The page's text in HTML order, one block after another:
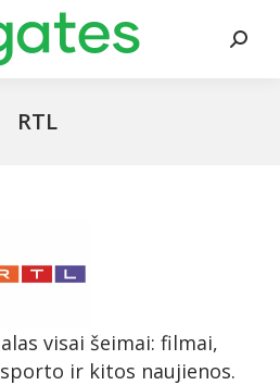
Search:
RTL
visai šeimai: filmai,
ir kitos naujienos.